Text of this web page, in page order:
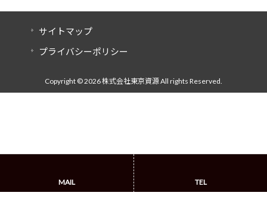
サイトマップ
プライバシーポリシー
Copyright © 2026 株式会社東京資源 All rights Reserved.
MAIL TEL